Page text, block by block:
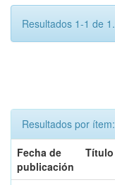
Resultados 1-1 de 1.
Resultados por ítem:
Fecha de
publicación
Título